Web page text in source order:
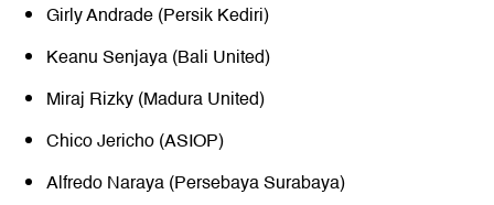
Girly Andrade (Persik Kediri)
Keanu Senjaya (Bali United)
Miraj Rizky (Madura United)
Chico Jericho (ASIOP)
Alfredo Naraya (Persebaya Surabaya)